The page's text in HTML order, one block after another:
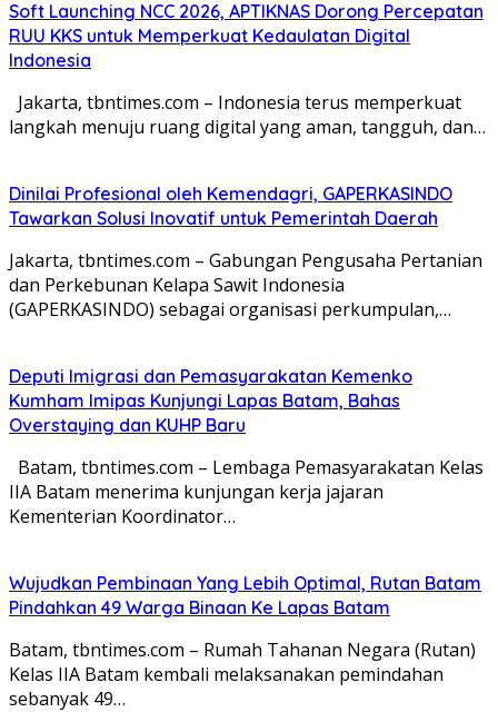
Soft Launching NCC 2026, APTIKNAS Dorong Percepatan
RUU KKS untuk Memperkuat Kedaulatan Digital
Indonesia
Jakarta, tbntimes.com – Indonesia terus memperkuat
langkah menuju ruang digital yang aman, tangguh, dan…
Dinilai Profesional oleh Kemendagri, GAPERKASINDO
Tawarkan Solusi Inovatif untuk Pemerintah Daerah
Jakarta, tbntimes.com – Gabungan Pengusaha Pertanian
dan Perkebunan Kelapa Sawit Indonesia
(GAPERKASINDO) sebagai organisasi perkumpulan,…
Deputi Imigrasi dan Pemasyarakatan Kemenko
Kumham Imipas Kunjungi Lapas Batam, Bahas
Overstaying dan KUHP Baru
Batam, tbntimes.com – Lembaga Pemasyarakatan Kelas
IIA Batam menerima kunjungan kerja jajaran
Kementerian Koordinator…
Wujudkan Pembinaan Yang Lebih Optimal, Rutan Batam
Pindahkan 49 Warga Binaan Ke Lapas Batam
Batam, tbntimes.com – Rumah Tahanan Negara (Rutan)
Kelas IIA Batam kembali melaksanakan pemindahan
sebanyak 49…